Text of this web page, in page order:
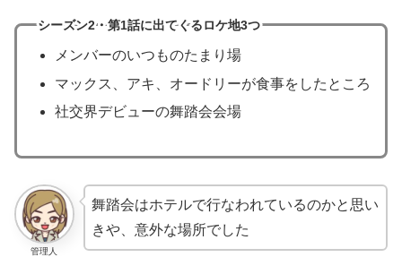
シーズン2・第1話に出てくるロケ地3つ
メンバーのいつものたまり場
マックス、アキ、オードリーが食事をしたところ
社交界デビューの舞踏会会場
管理人
舞踏会はホテルで行なわれているのかと思い
きや、意外な場所でした